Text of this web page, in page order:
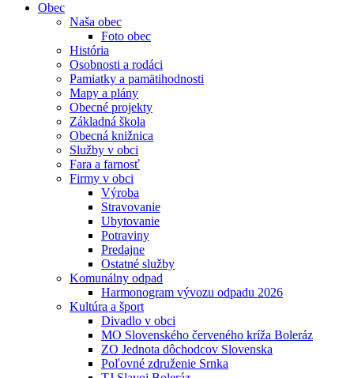
Obec
Naša obec
Foto obec
História
Osobnosti a rodáci
Pamiatky a pamätihodnosti
Mapy a plány
Obecné projekty
Základná škola
Obecná knižnica
Služby v obci
Fara a farnosť
Firmy v obci
Výroba
Stravovanie
Ubytovanie
Potraviny
Predajne
Ostatné služby
Komunálny odpad
Harmonogram vývozu odpadu 2026
Kultúra a šport
Divadlo v obci
MO Slovenského červeného kríža Boleráz
ZO Jednota dôchodcov Slovenska
Poľovné združenie Srnka